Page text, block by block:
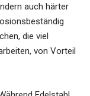
auch härter
die viel
von Vorteil